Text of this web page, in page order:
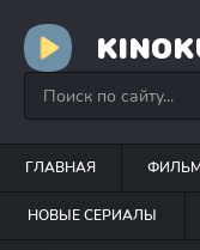
ГЛАВНАЯ
НОВЫЕ СЕРИАЛЫ